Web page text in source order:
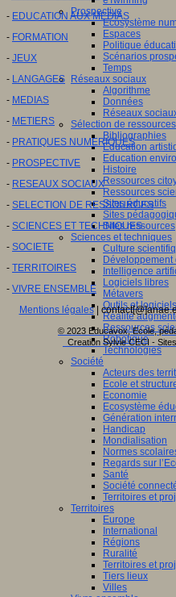
Prospective
Ecosystème
Espaces
Politique
Scénarios
Temps
Réseaux sociaux
Algorithme
Données
Réseaux
Sélection de ressources
Bibliographies
Education
Education
Histoire
Ressources
Ressources
Sites éducatifs
Sites
Sites ressources
Sciences et techniques
Culture
Développement
Intelligence
Logiciels libres
Métavers
Outils et logiciels
Réalité
Ressources
Robotique
Technologies
Société
Acteurs des
Ecole et
Economie
Ecosystème
Génération
Handicap
Mondialisation
Normes
Regards sur
Santé
Société
Territoires et
Territoires
Europe
International
Régions
Ruralité
Territoires et
Tiers lieux
Villes
- EDUCATION AUX MEDIAS
- FORMATION
- JEUX
- LANGAGES
- MEDIAS
- METIERS
- PRATIQUES NUMERIQUES
- PROSPECTIVE
- RESEAUX SOCIAUX
- SELECTION DE RESSOURCES
- SCIENCES ET TECHNIQUES
- SOCIETE
- TERRITOIRES
- VIVRE ENSEMBLE
Mentions légales|
© 2023 Educavox, Ecole,
Creation Sylvie CECI -